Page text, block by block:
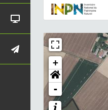
+
-